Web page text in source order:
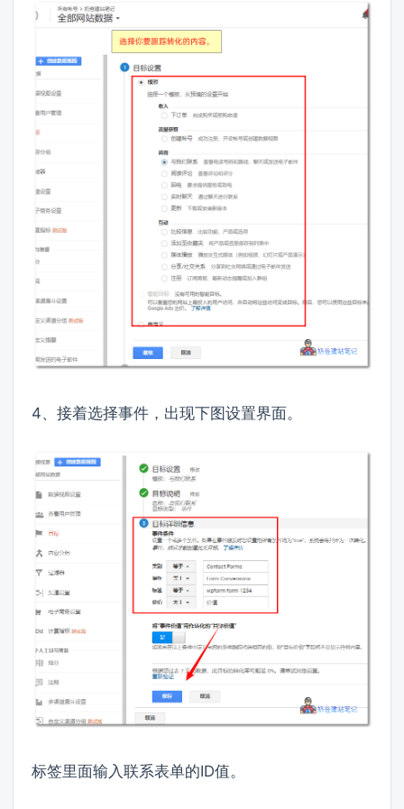
4、接着选择事件，出现下图设置界面。
标签里面输入联系表单的ID值。